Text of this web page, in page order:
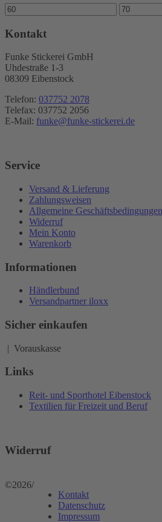
Min.
Preis
Max.
Preis
Kontakt
Funke Stickerei GmbH
Uhdestraße 1-3
08309 Eibenstock
Telefon: 037752 2078
Telefax: 037752 2056
E-Mail: funke@funke-stickerei.de
Service
Versand & Lieferung
Zahlungsweisen
Allgemeine Geschäftsbedingungen
Widerruf
Mein Konto
Warenkorb
Informationen
Händlerbund
Versandpartner iloxx
Sicher einkaufen
| Vorauskasse
Links
Reit- und Sporthotel Eibenstock
Textilien für Freizeit und Beruf
Widerruf
©2026/
Kontakt
Datenschutz
Impressum